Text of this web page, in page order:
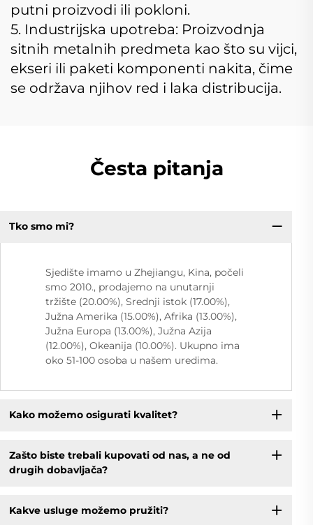
putni proizvodi ili pokloni.
5. Industrijska upotreba: Proizvodnja
sitnih metalnih predmeta kao što su vijci,
ekseri ili paketi komponenti nakita, čime
se održava njihov red i laka distribucija.
Česta pitanja
Tko smo mi?
Sjedište imamo u Zhejiangu, Kina, počeli
smo 2010., prodajemo na unutarnji
tržište (20.00%), Srednji istok (17.00%),
Južna Amerika (15.00%), Afrika (13.00%),
Južna Europa (13.00%), Južna Azija
(12.00%), Okeanija (10.00%). Ukupno ima
oko 51-100 osoba u našem uredima.
Kako možemo osigurati kvalitet?
Zašto biste trebali kupovati od nas, a ne od
drugih dobavljača?
Kakve usluge možemo pružiti?